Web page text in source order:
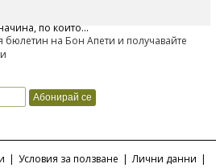
предлагането на изцяло нов
по който...
на Бон Апети и получавайте
| Условия за ползване | Лични данни |